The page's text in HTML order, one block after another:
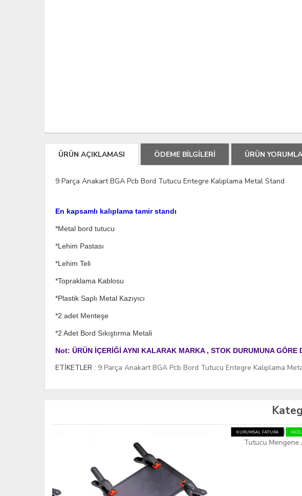
ÜRÜN AÇIKLAMASI ÖDEME BİLGİLERİ ÜRÜN
9 Parça Anakart BGA Pcb Bord Tutucu Entegre Kalıplama Metal Stand
En kapsamlı kalıplama tamir standı
*Metal bord tutucu
*Lehim Pastası
*Lehim Teli
*Topraklama Kablosu
*Plastik Saplı Metal Kazıyıcı
*2 adet Menteşe
*2 Adet Bord Sıkıştırma Metali
Not: ÜRÜN İÇERİĞİ AYNI KALARAK MARKA , STOK DURUMUNA GÖRE
ETİKETLER : 9 Parça Anakart BGA Pcb Bord Tutucu Entegre Kalıplama
KURUMSAL FATURA HIZLI KARGO